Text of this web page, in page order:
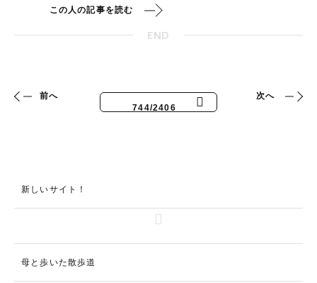
この人の記事を読む
END
744/2406
前へ 次へ
新しいサイト！
母と歩いた散歩道